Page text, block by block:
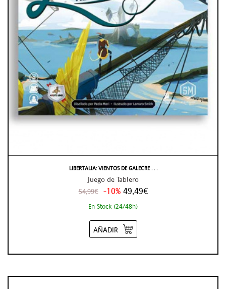
LIBERTALIA: VIENTOS DE GALECRE . . .
Juego de Tablero
54,99€ -10% 49,49€
En Stock (24/48h)
AÑADIR